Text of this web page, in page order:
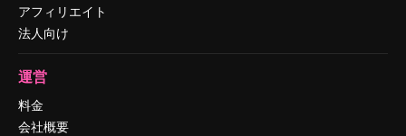
アフィリエイト
法人向け
運営
料金
会社概要